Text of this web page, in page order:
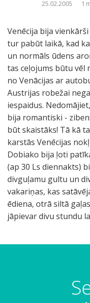
25.02.2005 1
Venēcija bija
tur pabūt laikā, kad
un normāls ūdens
tas ceļojums būtu vēl
no Venācijas ar
Austrijas robežai
iespaidus.
bija romantiski -
būt skaistāks! Tā kā
karstās Venēcijas
Dobiako bija ļoti
(ap 30 Ls diennakts)
divguļamu gultu un
vakariņas, kas
ēdiena, otrā siltā
jāpievar divu stundu